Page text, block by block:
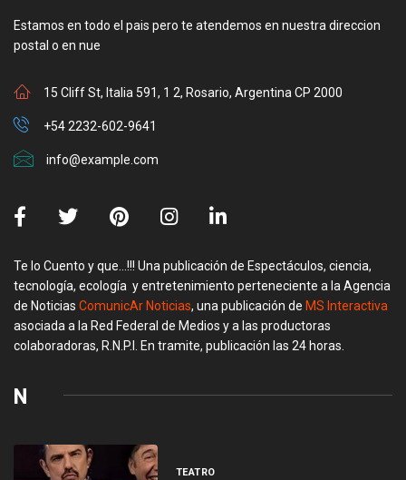
Estamos en todo el pais pero te atendemos en nuestra direccion
postal o en nue
15 Cliff St, Italia 591, 1 2, Rosario, Argentina CP 2000
+54 2232-602-9641
info@example.com
Te lo Cuento y que…!!! Una publicación de Espectáculos, ciencia,
tecnología, ecología y entretenimiento perteneciente a la Agencia
de Noticias ComunicAr Noticias, una publicación de MS Interactiva
asociada a la Red Federal de Medios y a las productoras
colaboradoras, R.N.P.I. En tramite, publicación las 24 horas.
N
TEATRO